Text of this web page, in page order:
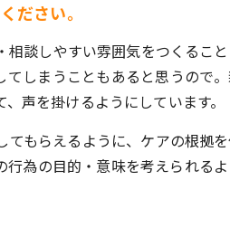
ださい。
談しやすい雰囲気をつくるこ
しまうこともあると思うので
声を掛けるようにしています。
もらえるように、ケアの根拠
為の目的・意味を考えられる